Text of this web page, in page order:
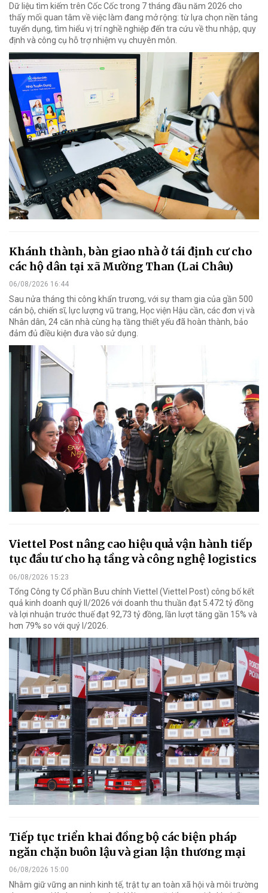
Dữ liệu tìm kiếm trên Cốc Cốc trong 7 tháng đầu năm 2026 cho
thấy mối quan tâm về việc làm đang mở rộng: từ lựa chọn nền tảng
tuyển dụng, tìm hiểu vị trí nghề nghiệp đến tra cứu về thu nhập, quy
định và công cụ hỗ trợ nhiệm vụ chuyên môn.
Khánh thành, bàn giao nhà ở tái định cư cho
các hộ dân tại xã Mường Than (Lai Châu)
06/08/2026 16:44
Sau nửa tháng thi công khẩn trương, với sự tham gia của gần 500
cán bộ, chiến sĩ, lực lượng vũ trang, Học viện Hậu cần, các đơn vị và
Nhân dân, 24 căn nhà cùng hạ tầng thiết yếu đã hoàn thành, bảo
đảm đủ điều kiện đưa vào sử dụng.
Viettel Post nâng cao hiệu quả vận hành tiếp
tục đầu tư cho hạ tầng và công nghệ logistics
06/08/2026 15:23
Tổng Công ty Cổ phần Bưu chính Viettel (Viettel Post) công bố kết
quả kinh doanh quý II/2026 với doanh thu thuần đạt 5.472 tỷ đồng
và lợi nhuận trước thuế đạt 92,73 tỷ đồng, lần lượt tăng gần 15% và
hơn 79% so với quý I/2026.
Tiếp tục triển khai đồng bộ các biện pháp
ngăn chặn buôn lậu và gian lận thương mại
06/08/2026 15:00
Nhằm giữ vững an ninh kinh tế, trật tự an toàn xã hội và môi trường